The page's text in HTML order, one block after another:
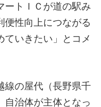
ートＩＣが道の駅み
便性向上につながる
ていきたい」とコメ
線の屋代（長野県千
自治体が主体となっ